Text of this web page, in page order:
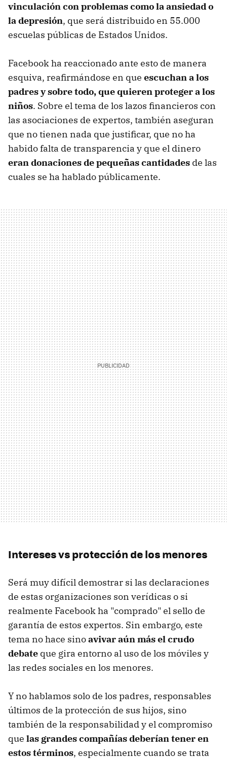
vinculación con problemas como la ansiedad o
la depresión, que será distribuido en 55.000
escuelas públicas de Estados Unidos.
Facebook ha reaccionado ante esto de manera
esquiva, reafirmándose en que escuchan a los
padres y sobre todo, que quieren proteger a los
niños. Sobre el tema de los lazos financieros con
las asociaciones de expertos, también aseguran
que no tienen nada que justificar, que no ha
habido falta de transparencia y que el dinero
eran donaciones de pequeñas cantidades de las
cuales se ha hablado públicamente.
Intereses vs protección de los menores
Será muy difícil demostrar si las declaraciones
de estas organizaciones son verídicas o si
realmente Facebook ha "comprado" el sello de
garantía de estos expertos. Sin embargo, este
tema no hace sinoavivar aún más el crudo
debate que gira entorno al uso de los móviles y
las redes sociales en los menores.
Y no hablamos solo de los padres, responsables
últimos de la protección de sus hijos, sino
también de la responsabilidad y el compromiso
que las grandes compañías deberían tener en
estos términos, especialmente cuando se trata